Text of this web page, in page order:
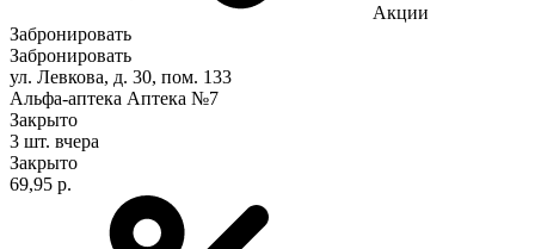
Акции
Забронировать
Забронировать
ул. Левкова, д. 30, пом. 133
Альфа-аптека Аптека №7
Закрыто
3 шт. вчера
Закрыто
69,95 р.